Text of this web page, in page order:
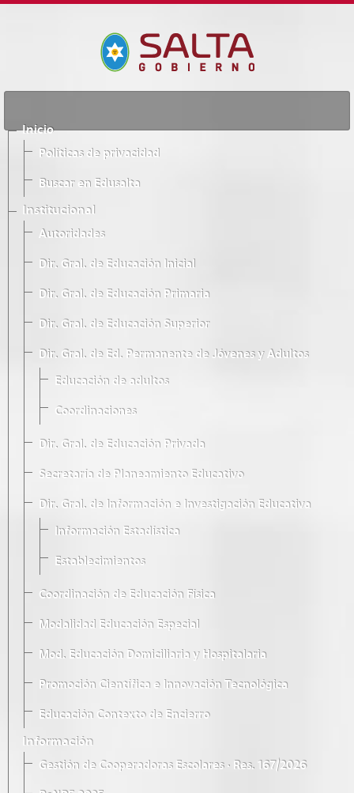
Inicio
Políticas de privacidad
Buscar en Edusalta
Institucional
Autoridades
Dir. Gral. de Educación Inicial
Dir. Gral. de Educación Primaria
Dir. Gral. de Educación Superior
Dir. Gral. de Ed. Permanente de Jóvenes y Adultos
Educación de adultos
Coordinaciones
Dir. Gral. de Educación Privada
Secretaría de Planeamiento Educativo
Dir. Gral. de Información e Investigación Educativa
Información Estadística
Establecimientos
Coordinación de Educación Física
Modalidad Educación Especial
Mod. Educación Domiciliaria y Hospitalaria
Promoción Científica e Innovación Tecnológica
Educación Contexto de Encierro
Información
Gestión de Cooperadoras Escolares · Res. 167/2026